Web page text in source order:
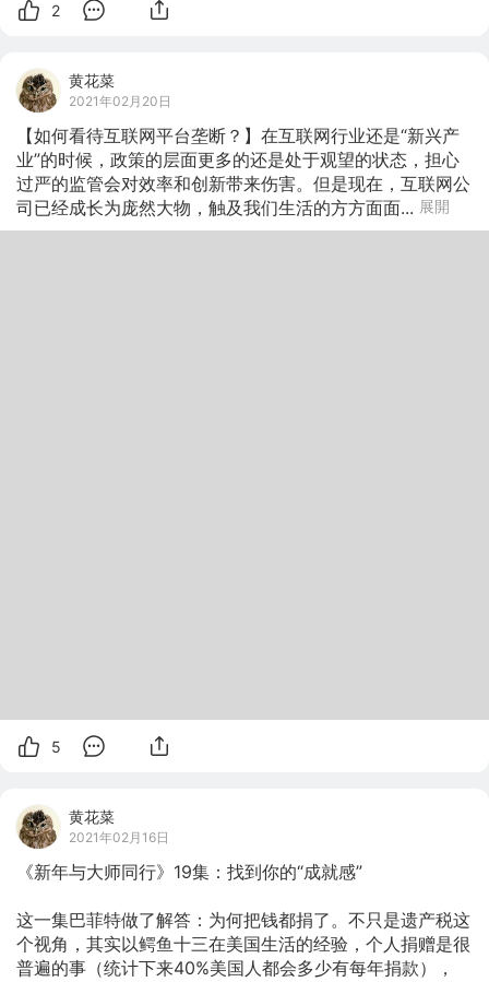
2
黄花菜
2021年02月20日
【如何看待互联网平台垄断？】在互联网行业还是“新兴产
业”的时候，政策的层面更多的还是处于观望的状态，担心
过严的监管会对效率和创新带来伤害。但是现在，互联网公
司已经成长为庞然大物，触及我们生活的方方面面... 展開
5
黄花菜
2021年02月16日
《新年与大师同行》19集：找到你的“成就感”
这一集巴菲特做了解答：为何把钱都捐了。不只是遗产税这
个视角，其实以鳄鱼十三在美国生活的经验，个人捐赠是很
普遍的事（统计下来40%美国人都会多少有每年捐款），